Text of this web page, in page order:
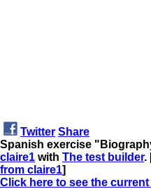
Twitter Share
Spanish exercise
claire1 with The test builder.
from claire1]
Click here to see the